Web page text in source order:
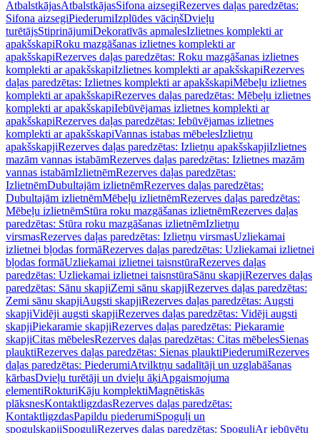
AtbalstkājasAtbalstkājasSifona aizsegiRezerves daļas paredzētas:
Sifona aizsegiPiederumiIzplūdes vāciņšDvieļu
turētājsStiprinājumiDekoratīvās apmalesIzlietnes komplekti ar
apakšskapiRoku mazgāšanas izlietnes komplekti ar
apakšskapiRezerves daļas paredzētas: Roku mazgāšanas izlietnes
komplekti ar apakšskapiIzlietnes komplekti ar apakšskapiRezerves
daļas paredzētas: Izlietnes komplekti ar apakšskapiMēbeļu izlietnes
komplekti ar apakšskapiRezerves daļas paredzētas: Mēbeļu izlietnes
komplekti ar apakšskapiIebūvējamas izlietnes komplekti ar
apakšskapiRezerves daļas paredzētas: Iebūvējamas izlietnes
komplekti ar apakšskapiVannas istabas mēbelesIzlietņu
apakšskapjiRezerves daļas paredzētas: Izlietņu apakšskapjiIzlietnes
mazām vannas istabāmRezerves daļas paredzētas: Izlietnes mazām
vannas istabāmIzlietnēmRezerves daļas paredzētas:
IzlietnēmDubultajām izlietnēmRezerves daļas paredzētas:
Dubultajām izlietnēmMēbeļu izlietnēmRezerves daļas paredzētas:
Mēbeļu izlietnēmStūra roku mazgāšanas izlietnēmRezerves daļas
paredzētas: Stūra roku mazgāšanas izlietnēmIzlietņu
virsmasRezerves daļas paredzētas: Izlietņu virsmasUzliekamai
izlietnei bļodas formāRezerves daļas paredzētas: Uzliekamai izlietnei
bļodas formāUzliekamai izlietnei taisnstūraRezerves daļas
paredzētas: Uzliekamai izlietnei taisnstūraSānu skapjiRezerves daļas
paredzētas: Sānu skapjiZemi sānu skapjiRezerves daļas paredzētas:
Zemi sānu skapjiAugsti skapjiRezerves daļas paredzētas: Augsti
skapjiVidēji augsti skapjiRezerves daļas paredzētas: Vidēji augsti
skapjiPiekaramie skapjiRezerves daļas paredzētas: Piekaramie
skapjiCitas mēbelesRezerves daļas paredzētas: Citas mēbelesSienas
plauktiRezerves daļas paredzētas: Sienas plauktiPiederumiRezerves
daļas paredzētas: PiederumiAtvilktņu sadalītāji un uzglabāšanas
kārbasDvieļu turētāji un dvieļu āķiApgaismojuma
elementiRokturiKāju komplektiMagnētiskās
plāksnesKontaktligzdasRezerves daļas paredzētas:
KontaktligzdasPapildu piederumiSpoguļi un
spoguļskapjiSpoguļiRezerves daļas paredzētas: SpoguļiAr iebūvētu